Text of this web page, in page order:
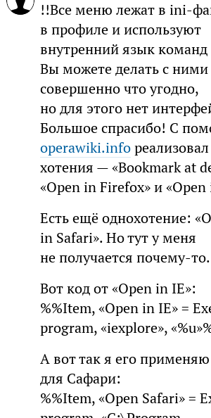
!!Все меню лежат в ini-
в профиле и используют
внутренний язык
Вы можете делать с ними
совершенно что угодно,
но для этого нет
Большое спрасибо! С
operawiki.info
хотения — «Bookmark at
«Open in Firefox» и «Open
Есть ещё однохотение:
in Safari». Но тут у меня
не получается почему-
Вот код от «Open in IE»:
%%Item, «Open in IE» =
program, «iexplore»,
А вот так я его применяю
для Сафари:
%%Item, «Open Safari» =